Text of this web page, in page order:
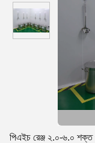
পিএইচ রেঞ্জ ২.০-৬.০ শক্ত